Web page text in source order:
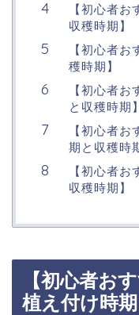
【初心者
収穫時期】
【初心者
穫時期】
【初心者
と収穫時期】
【初心者
期と収穫時
【初心者
収穫時期】
【初心者お
植え付け時期